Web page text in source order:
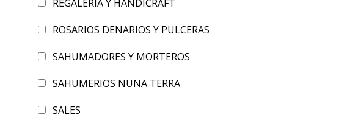
REGALERIA Y HANDICRAFT
ROSARIOS DENARIOS Y PULCERAS
SAHUMADORES Y MORTEROS
SAHUMERIOS NUNA TERRA
SALES